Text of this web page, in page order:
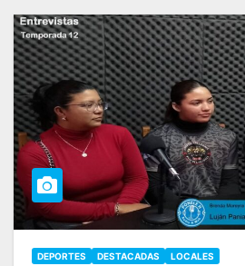
DEPORTES DESTACADAS LOCALES